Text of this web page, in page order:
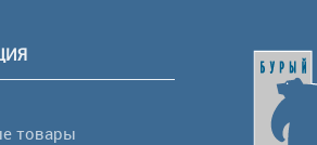
товары